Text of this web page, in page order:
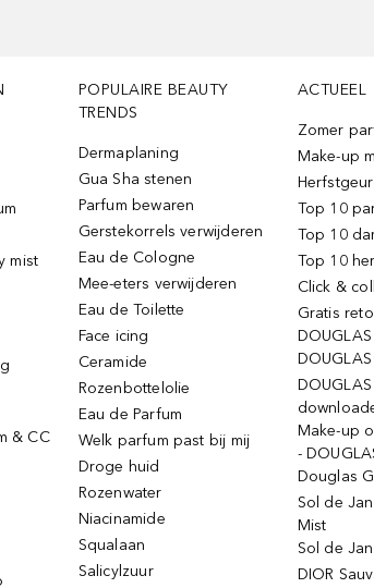
mist
& CC
POPULAIRE BEAUTY
TRENDS
Dermaplaning
Gua Sha stenen
Parfum bewaren
Gerstekorrels verwijderen
Eau de Cologne
Mee-eters verwijderen
Eau de Toilette
Face icing
Ceramide
Rozenbottelolie
Eau de Parfum
Welk parfum past bij mij
Droge huid
Rozenwater
Niacinamide
Squalaan
Salicylzuur
ACTUEEL
Zomer
Make-up
Top 10
Top 10
Top 10
Click &
Gratis
Make-up
-
Douglas
Sol de
Mist
Sol de
DIOR